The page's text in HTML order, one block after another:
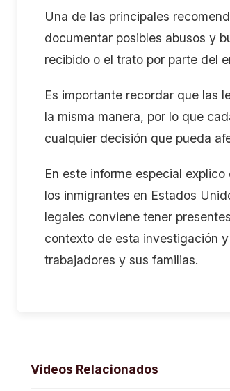
Una de las principales
documentar posibles abusos y
recibido o el trato por parte del
Es importante recordar que las
la misma manera, por lo que
cualquier decisión que pueda
En este informe especial
los inmigrantes en Estados
legales conviene tener
contexto de esta investigación
trabajadores y sus familias.
Videos Relacionados